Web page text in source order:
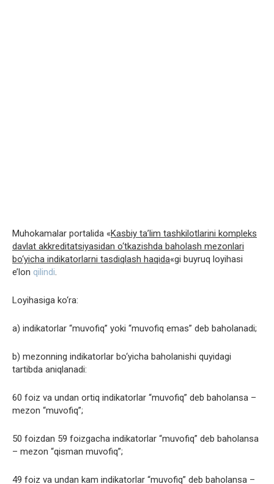
Muhokamalar portalida «Kasbiy ta’lim tashkilotlarini kompleks
davlat akkreditatsiyasidan o‘tkazishda baholash mezonlari
bo‘yicha indikatorlarni tasdiqlash haqida«gi buyruq loyihasi
e’lon qilindi.
Loyihasiga ko‘ra:
a) indikatorlar “muvofiq” yoki “muvofiq emas” deb baholanadi;
b) mezonning indikatorlar bo‘yicha baholanishi quyidagi
tartibda aniqlanadi:
60 foiz va undan ortiq indikatorlar “muvofiq” deb baholansa –
mezon “muvofiq”;
50 foizdan 59 foizgacha indikatorlar “muvofiq” deb baholansa
– mezon “qisman muvofiq”;
49 foiz va undan kam indikatorlar “muvofiq” deb baholansa –